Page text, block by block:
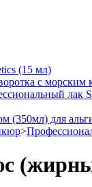
(15 мл)
с морским
лак
>